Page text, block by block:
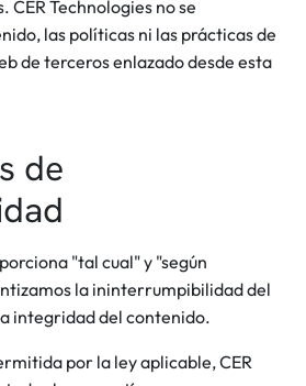
Technologies no se
las políticas ni las prácticas de
de terceros enlazado desde esta
de
"tal cual" y "según
la ininterrumpibilidad del
integridad del contenido.
por la ley aplicable, CER